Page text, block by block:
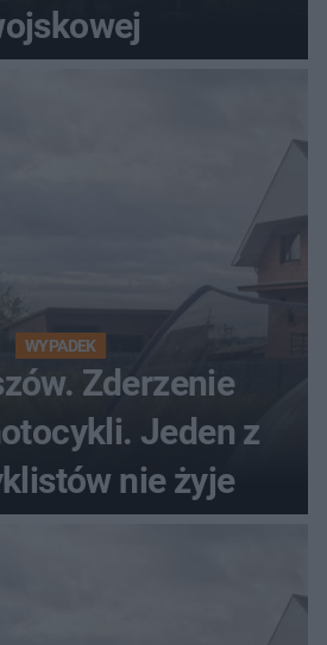
WYPADEK
Zderzenie
Jeden z
nie żyje